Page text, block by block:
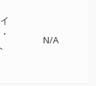
N/A